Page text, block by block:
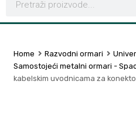
Home Razvodni ormari
Samostojeći metalni ormari -
kabelskim uvodnicama za